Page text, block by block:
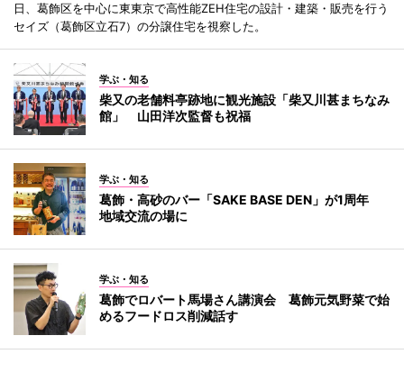
日、葛飾区を中心に東東京で高性能ZEH住宅の設計・建築・販売を行う
セイズ（葛飾区立石7）の分譲住宅を視察した。
学ぶ・知る
柴又の老舗料亭跡地に観光施設「柴又川甚まちなみ
館」 山田洋次監督も祝福
学ぶ・知る
葛飾・高砂のバー「SAKE BASE DEN」が1周年
地域交流の場に
学ぶ・知る
葛飾でロバート馬場さん講演会 葛飾元気野菜で始
めるフードロス削減話す